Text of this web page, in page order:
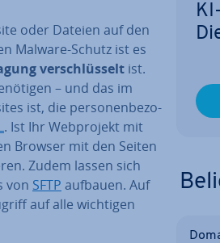
oder Dateien auf den
Malware-Schutz ist es
ver­schlüs­selt ist.
– und das im
ist, die per­so­nen­be­zo­
. Ist Ihr Web­pro­jekt mit
Browser mit den Seiten
Zudem lassen sich
von SFTP aufbauen. Auf
auf alle wichtigen